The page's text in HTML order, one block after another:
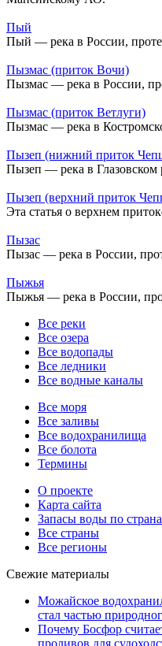
Пый
Пый — река в России,
Пызмас (приток Вочи)
Пызмас — река в России,
Пызмас (приток Ветлуги)
Пызмас — река в
Пызеп (нижний приток
Пызеп — река в
Пызеп (верхний приток
Эта статья о верхнем
Пызас
Пызас — река в России,
Пыжья
Пыжья — река в России,
Все реки
Все озера
Все водопады
Все ледники
Все водные каналы
Все моря
Все заливы
Все водохранилища
Все болота
Термины
О проекте
Карта сайта
Запасы воды по
Все страны
Все регионы
Свежие материалы
Можайское
стал частью
Почему Босфор
проливов для